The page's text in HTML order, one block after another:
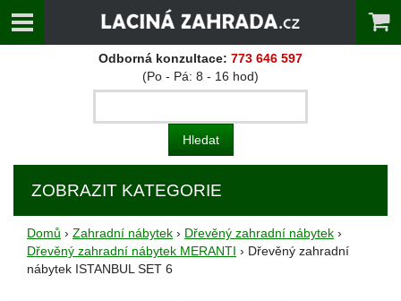
Odborná konzultace: 773 646 597
(Po - Pá: 8 - 16 hod)
ZOBRAZIT KATEGORIE
Domů › Zahradní nábytek › Dřevěný zahradní nábytek ›
Dřevěný zahradní nábytek MERANTI › Dřevěný zahradní
nábytek ISTANBUL SET 6